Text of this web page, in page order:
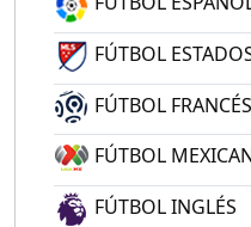
FÚTBOL
FÚTBOL FRANCÉS
FÚTBOL
FÚTBOL INGLÉS